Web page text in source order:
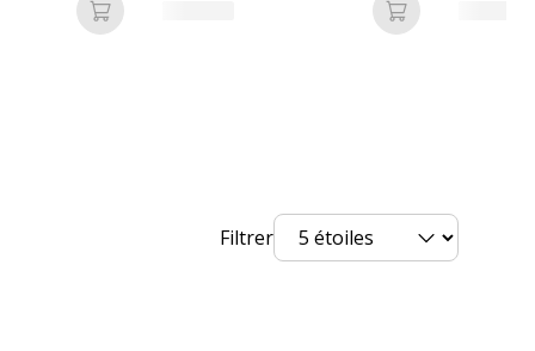
Ajouter au panier Ajouter au
Filtrer